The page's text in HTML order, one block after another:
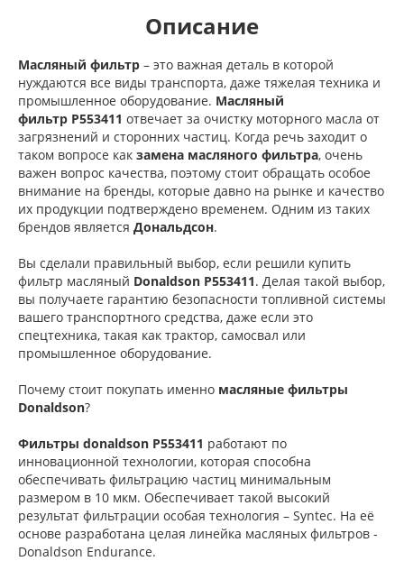
Описание
Масляный фильтр – это важная деталь в которой
нуждаются все виды транспорта, даже тяжелая техника и
промышленное оборудование. Масляный
фильтр P553411 отвечает за очистку моторного масла от
загрязнений и сторонних частиц. Когда речь заходит о
таком вопросе как замена масляного фильтра, очень
важен вопрос качества, поэтому стоит обращать особое
внимание на бренды, которые давно на рынке и качество
их продукции подтверждено временем. Одним из таких
брендов является Дональдсон.
Вы сделали правильный выбор, если решили купить
фильтр масляный Donaldson P553411. Делая такой выбор,
вы получаете гарантию безопасности топливной системы
вашего транспортного средства, даже если это
спецтехника, такая как трактор, самосвал или
промышленное оборудование.
Почему стоит покупать именно масляные фильтры
Donaldson?
Фильтры donaldson P553411 работают по
инновационной технологии, которая способна
обеспечивать фильтрацию частиц минимальным
размером в 10 мкм. Обеспечивает такой высокий
результат фильтрации особая технология – Syntec. На её
основе разработана целая линейка масляных фильтров -
Donaldson Endurance.